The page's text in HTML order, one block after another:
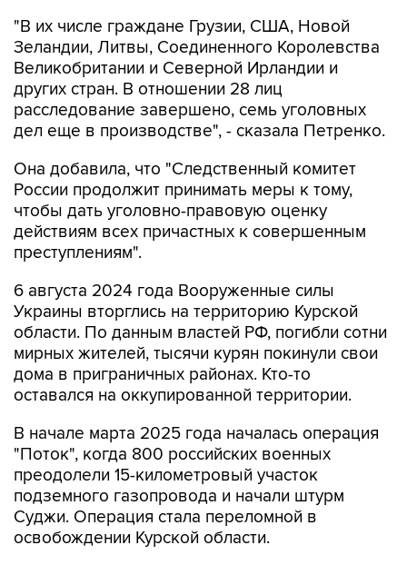
"В их числе граждане Грузии, США, Новой
Зеландии, Литвы, Соединенного Королевства
Великобритании и Северной Ирландии и
других стран. В отношении 28 лиц
расследование завершено, семь уголовных
дел еще в производстве", - сказала Петренко.
Она добавила, что "Cледственный комитет
России продолжит принимать меры к тому,
чтобы дать уголовно-правовую оценку
действиям всех причастных к совершенным
преступлениям".
6 августа 2024 года Вооруженные силы
Украины вторглись на территорию Курской
области. По данным властей РФ, погибли сотни
мирных жителей, тысячи курян покинули свои
дома в приграничных районах. Кто-то
оставался на оккупированной территории.
В начале марта 2025 года началась операция
"Поток", когда 800 российских военных
преодолели 15-километровый участок
подземного газопровода и начали штурм
Суджи. Операция стала переломной в
освобождении Курской области.